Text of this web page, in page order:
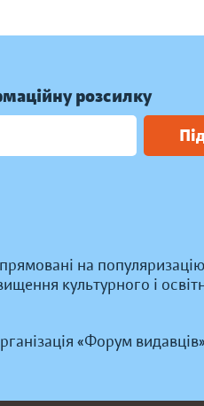
розсилку
на
культурного і
«Форум